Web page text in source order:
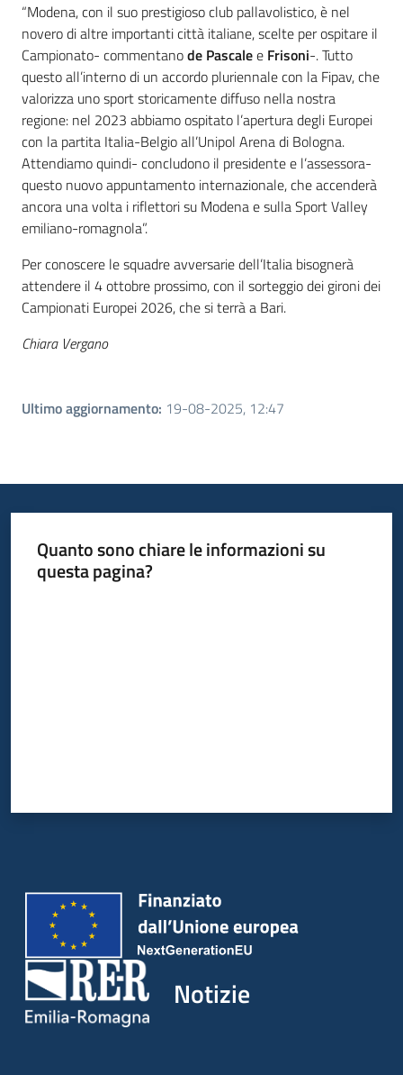
“Modena, con il suo prestigioso club pallavolistico, è nel
novero di altre importanti città italiane, scelte per ospitare il
Campionato- commentanode Pascalee Frisoni-. Tutto
questo all’interno di un accordo pluriennale con la Fipav, che
valorizza uno sport storicamente diffuso nella nostra
regione: nel 2023 abbiamo ospitato l’apertura degli Europei
con la partita Italia-Belgio all’Unipol Arena di Bologna.
Attendiamo quindi- concludono il presidente e l’assessora-
questo nuovo appuntamento internazionale, che accenderà
ancora una volta i riflettori su Modena e sulla Sport Valley
emiliano-romagnola”.
Per conoscere le squadre avversarie dell’Italia bisognerà
attendere il 4 ottobre prossimo, con il sorteggio dei gironi dei
Campionati Europei 2026, che si terrà a Bari.
Chiara Vergano
Ultimo aggiornamento: 19-08-2025, 12:47
Quanto sono chiare le informazioni su
questa pagina?
Notizie